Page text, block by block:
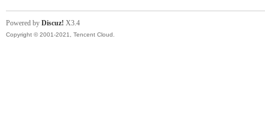
Powered by Discuz! X3.4
Copyright © 2001-2021, Tencent Cloud.